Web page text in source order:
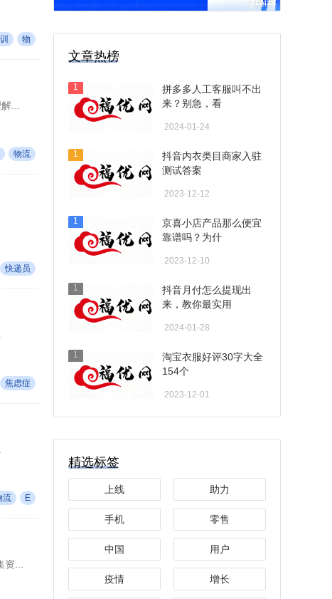
物
...
物流
快递员
焦虑症
流 E
...
文章热榜
1
拼多多人工客服叫不出
来？别急，看
2024-01-24
1
抖音内衣类目商家入驻
测试答案
2023-12-12
1
京喜小店产品那么便宜
靠谱吗？为什
2023-12-10
1
抖音月付怎么提现出
来，教你最实用
2024-01-28
1
淘宝衣服好评30字大全
154个
2023-12-01
精选标签
上线 助力
手机 零售
中国 用户
疫情 增长